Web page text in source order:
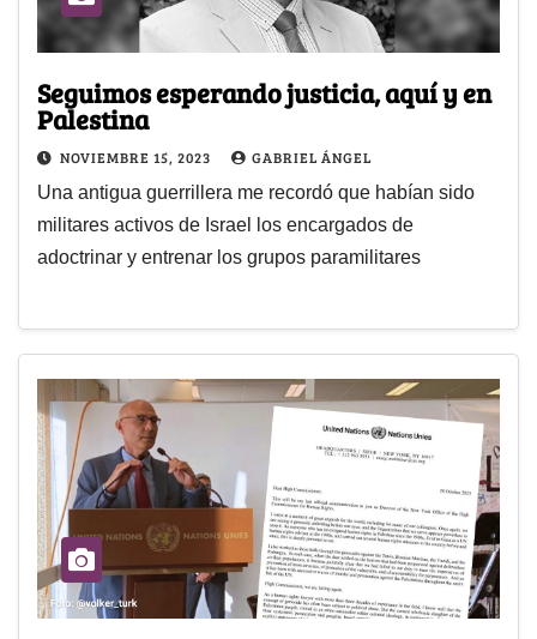
Seguimos esperando justicia, aquí y en
Palestina
NOVIEMBRE 15, 2023 GABRIEL ÁNGEL
Una antigua guerrillera me recordó que habían sido
militares activos de Israel los encargados de
adoctrinar y entrenar los grupos paramilitares